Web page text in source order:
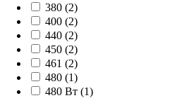
380 (2)
400 (2)
440 (2)
450 (2)
461 (2)
480 (1)
480 Вт (1)